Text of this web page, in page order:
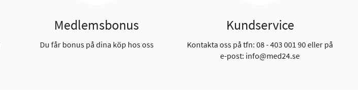
Medlemsbonus
Du får bonus på dina köp hos oss
Kundservice
Kontakta oss på tfn: 08 - 403 001 90 eller på
e-post: info@med24.se